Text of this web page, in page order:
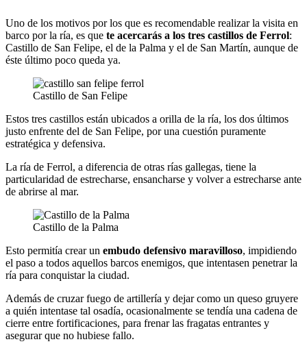
Uno de los motivos por los que es recomendable realizar la visita en
barco por la ría, es que te acercarás a los tres castillos de Ferrol:
Castillo de San Felipe, el de la Palma y el de San Martín, aunque de
éste último poco queda ya.
Castillo de San Felipe
Estos tres castillos están ubicados a orilla de la ría, los dos últimos
justo enfrente del de San Felipe, por una cuestión puramente
estratégica y defensiva.
La ría de Ferrol, a diferencia de otras rías gallegas, tiene la
particularidad de estrecharse, ensancharse y volver a estrecharse ante
de abrirse al mar.
Castillo de la Palma
Esto permitía crear un embudo defensivo maravilloso, impidiendo
el paso a todos aquellos barcos enemigos, que intentasen penetrar la
ría para conquistar la ciudad.
Además de cruzar fuego de artillería y dejar como un queso gruyere
a quién intentase tal osadía, ocasionalmente se tendía una cadena de
cierre entre fortificaciones, para frenar las fragatas entrantes y
asegurar que no hubiese fallo.